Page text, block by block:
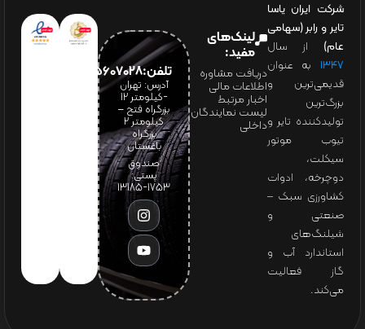
شرکت ایران یاسا
تایر و رابر (سهامی
عام) از سال
۱۳۴۷ به عنوان
قدیمی‌ترین و
بزرگ‌ترین
تولیدکننده تایر و
تیوب موتور
سیکلت،
دوچرخه، ادوات
کشاورزی سبک –
صنعتی و
شیلنگ‌های
استاندارد آب و
گاز فعالیت
می‌کند.
لینک‌های
مفید:
دریافت مشاوره
اطلاعات مالی
اخبار مرتبط
لیست نمایندگان
داخلی
تلفن:65607028(021)
آدرس: تهران
-کیلومتر 12
بزرگراه فتح –
کیلومتر ۲
بزرگراه
باغستان
صندوق
پستی:
1753-13185